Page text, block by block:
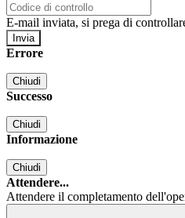
E-mail inviata, si prega di
Errore
Chiudi
Successo
Chiudi
Informazione
Chiudi
Attendere...
Attendere il completamento